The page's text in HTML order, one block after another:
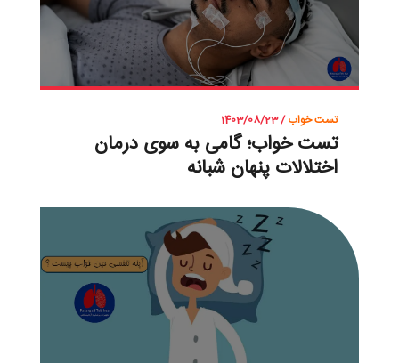
تست خواب/ 1403/08/23
تست خواب؛ گامی به سوی درمان
اختلالات پنهان شبانه